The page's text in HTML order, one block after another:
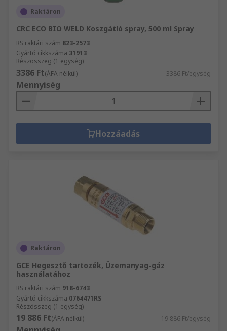
Raktáron
CRC ECO BIO WELD Koszgátló spray, 500 ml Spray
RS raktári szám 823-2573
Gyártó cikkszáma 31913
Részösszeg (1 egység)
3386 Ft(ÁFA nélkül) 3386 Ft/egység
Mennyiség
Hozzáadás
Raktáron
GCE Hegesztő tartozék, Üzemanyag-gáz
használatához
RS raktári szám 918-6743
Gyártó cikkszáma 0764471RS
Részösszeg (1 egység)
19 886 Ft(ÁFA nélkül) 19 886 Ft/egység